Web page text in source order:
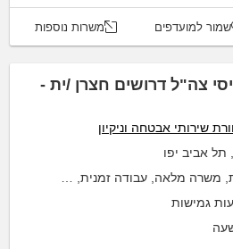
שמור למועדפים משרות נוספות
צה"ל דרושים חצרן /ית -
שירותי אבטחה וניקיון
אביב יפו
מלאה, עבודה זמנית, פרילאנס
גמישות